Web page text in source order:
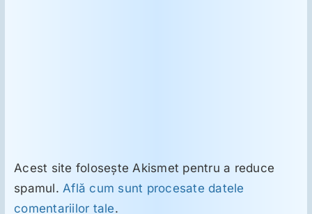
Acest site folosește Akismet pentru a reduce
spamul.Află cum sunt procesate datele
comentariilor tale.